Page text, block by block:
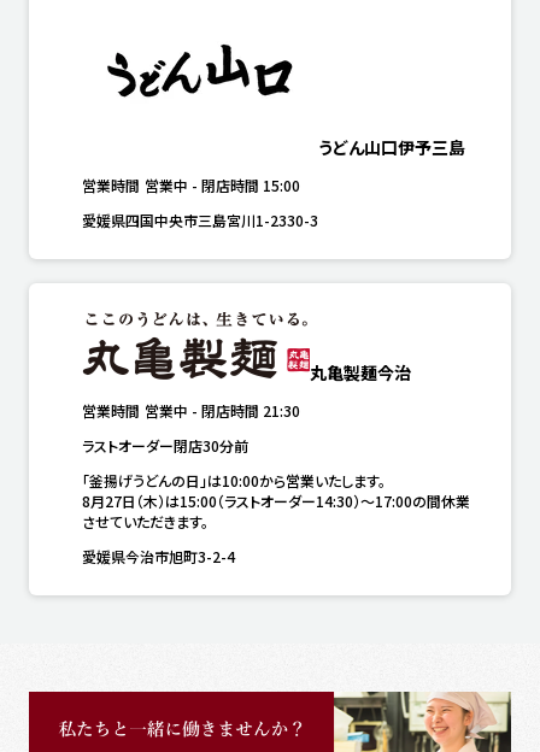
うどん山口伊予三島
営業時間 営業中 - 閉店時間 15:00
愛媛県四国中央市三島宮川1-2330-3
丸亀製麺今治
営業時間 営業中 - 閉店時間 21:30
ラストオーダー閉店30分前
「釜揚げうどんの日」は10:00から営業いたします。
8月27日（木）は15:00（ラストオーダー14:30）～17:00の間休業
させていただきます。
愛媛県今治市旭町3-2-4